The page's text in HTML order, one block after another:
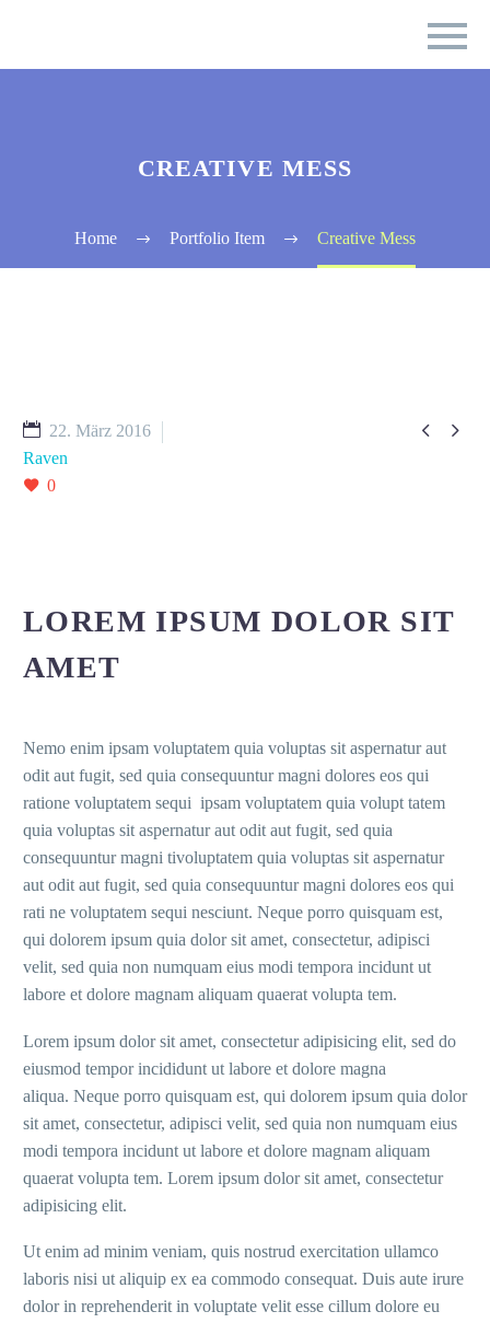
CREATIVE MESS
Home Portfolio Item Creative Mess
 
22. März 2016
Raven
0
LOREM IPSUM DOLOR SIT
AMET
Nemo enim ipsam voluptatem quia voluptas sit aspernatur aut
odit aut fugit, sed quia consequuntur magni dolores eos qui
ratione voluptatem sequi ipsam voluptatem quia volupt tatem
quia voluptas sit aspernatur aut odit aut fugit, sed quia
consequuntur magni tivoluptatem quia voluptas sit aspernatur
aut odit aut fugit, sed quia consequuntur magni dolores eos qui
rati ne voluptatem sequi nesciunt. Neque porro quisquam est,
qui dolorem ipsum quia dolor sit amet, consectetur, adipisci
velit, sed quia non numquam eius modi tempora incidunt ut
labore et dolore magnam aliquam quaerat volupta tem.
Lorem ipsum dolor sit amet, consectetur adipisicing elit, sed do
eiusmod tempor incididunt ut labore et dolore magna
aliqua. Neque porro quisquam est, qui dolorem ipsum quia dolor
sit amet, consectetur, adipisci velit, sed quia non numquam eius
modi tempora incidunt ut labore et dolore magnam aliquam
quaerat volupta tem. Lorem ipsum dolor sit amet, consectetur
adipisicing elit.
Ut enim ad minim veniam, quis nostrud exercitation ullamco
laboris nisi ut aliquip ex ea commodo consequat. Duis aute irure
dolor in reprehenderit in voluptate velit esse cillum dolore eu